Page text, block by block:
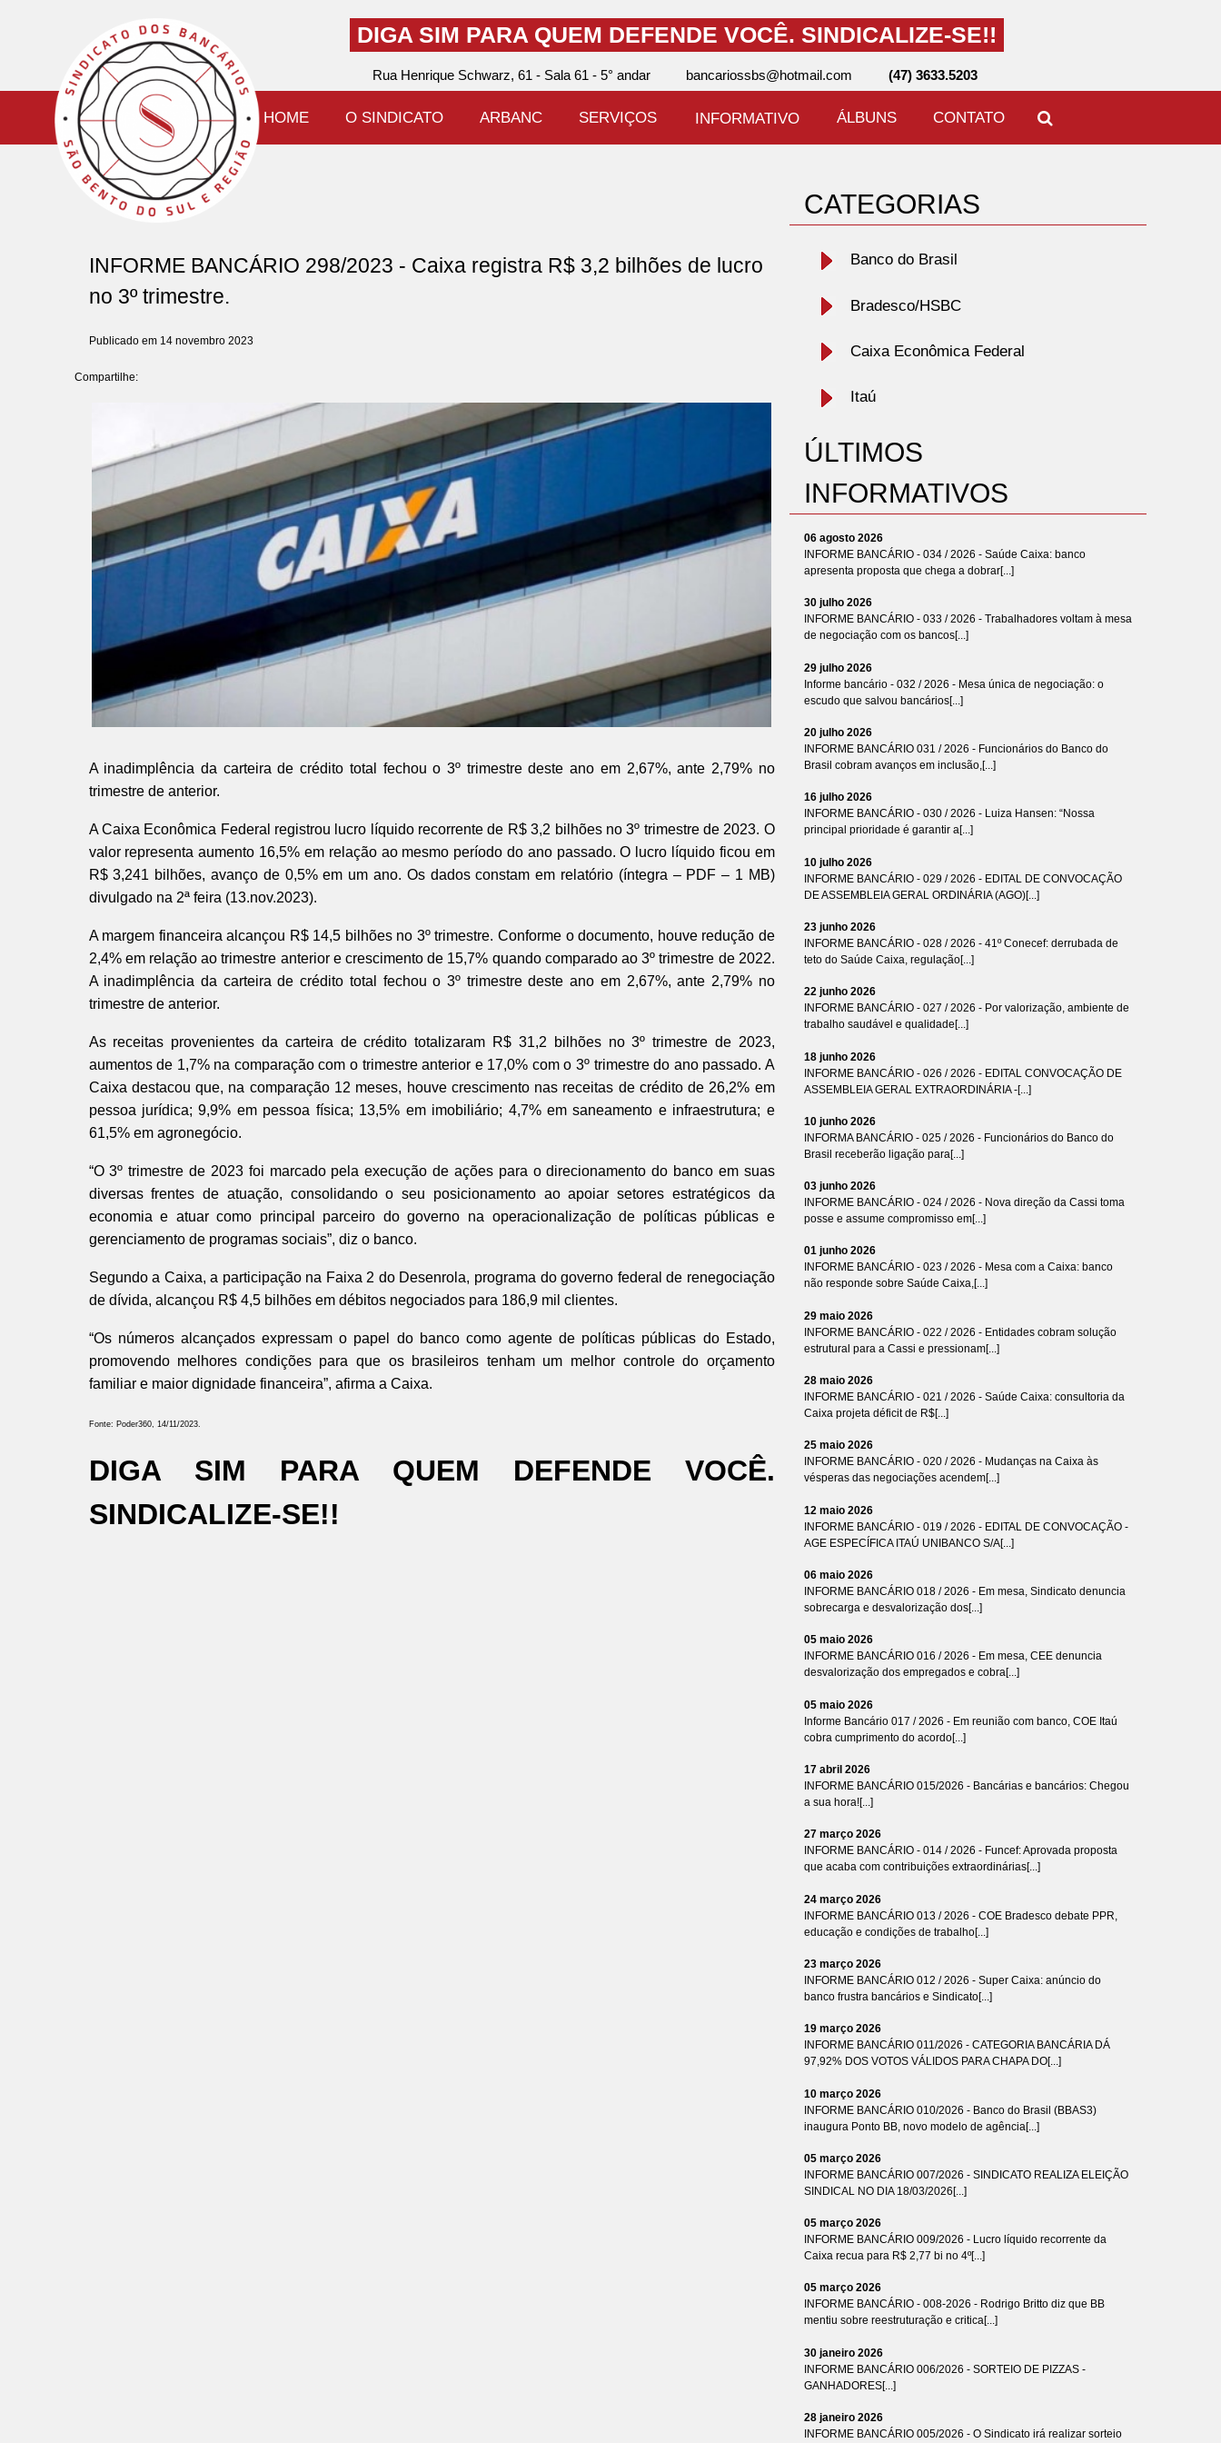
DIGA SIM PARA QUEM DEFENDE VOCÊ. SINDICALIZE-SE!!
Rua Henrique Schwarz, 61 - Sala 61 - 5° andar bancariossbs@hotmail.com (47) 3633.5203
HOME O SINDICATO ARBANC SERVIÇOS INFORMATIVO ÁLBUNS CONTATO
INFORME BANCÁRIO 298/2023 - Caixa registra R$ 3,2 bilhões de lucro
no 3º trimestre.
Publicado em 14 novembro 2023
Compartilhe:
A inadimplência da carteira de crédito total fechou o 3º trimestre deste ano em 2,67%, ante 2,79% no
trimestre de anterior.
A Caixa Econômica Federal registrou lucro líquido recorrente de R$ 3,2 bilhões no 3º trimestre de 2023. O
valor representa aumento 16,5% em relação ao mesmo período do ano passado. O lucro líquido ficou em
R$ 3,241 bilhões, avanço de 0,5% em um ano. Os dados constam em relatório (íntegra – PDF – 1 MB)
divulgado na 2ª feira (13.nov.2023).
A margem financeira alcançou R$ 14,5 bilhões no 3º trimestre. Conforme o documento, houve redução de
2,4% em relação ao trimestre anterior e crescimento de 15,7% quando comparado ao 3º trimestre de 2022.
A inadimplência da carteira de crédito total fechou o 3º trimestre deste ano em 2,67%, ante 2,79% no
trimestre de anterior.
As receitas provenientes da carteira de crédito totalizaram R$ 31,2 bilhões no 3º trimestre de 2023,
aumentos de 1,7% na comparação com o trimestre anterior e 17,0% com o 3º trimestre do ano passado. A
Caixa destacou que, na comparação 12 meses, houve crescimento nas receitas de crédito de 26,2% em
pessoa jurídica; 9,9% em pessoa física; 13,5% em imobiliário; 4,7% em saneamento e infraestrutura; e
61,5% em agronegócio.
“O 3º trimestre de 2023 foi marcado pela execução de ações para o direcionamento do banco em suas
diversas frentes de atuação, consolidando o seu posicionamento ao apoiar setores estratégicos da
economia e atuar como principal parceiro do governo na operacionalização de políticas públicas e
gerenciamento de programas sociais”, diz o banco.
Segundo a Caixa, a participação na Faixa 2 do Desenrola, programa do governo federal de renegociação
de dívida, alcançou R$ 4,5 bilhões em débitos negociados para 186,9 mil clientes.
“Os números alcançados expressam o papel do banco como agente de políticas públicas do Estado,
promovendo melhores condições para que os brasileiros tenham um melhor controle do orçamento
familiar e maior dignidade financeira”, afirma a Caixa.
Fonte: Poder360, 14/11/2023.
DIGA SIM PARA QUEM DEFENDE VOCÊ.
SINDICALIZE-SE!!
CATEGORIAS
Banco do Brasil
Bradesco/HSBC
Caixa Econômica Federal
Itaú
ÚLTIMOS
INFORMATIVOS
06 agosto 2026
INFORME BANCÁRIO - 034 / 2026 - Saúde Caixa: banco
apresenta proposta que chega a dobrar[...]
30 julho 2026
INFORME BANCÁRIO - 033 / 2026 - Trabalhadores voltam à mesa
de negociação com os bancos[...]
29 julho 2026
Informe bancário - 032 / 2026 - Mesa única de negociação: o
escudo que salvou bancários[...]
20 julho 2026
INFORME BANCÁRIO 031 / 2026 - Funcionários do Banco do
Brasil cobram avanços em inclusão,[...]
16 julho 2026
INFORME BANCÁRIO - 030 / 2026 - Luiza Hansen: “Nossa
principal prioridade é garantir a[...]
10 julho 2026
INFORME BANCÁRIO - 029 / 2026 - EDITAL DE CONVOCAÇÃO
DE ASSEMBLEIA GERAL ORDINÁRIA (AGO)[...]
23 junho 2026
INFORME BANCÁRIO - 028 / 2026 - 41º Conecef: derrubada de
teto do Saúde Caixa, regulação[...]
22 junho 2026
INFORME BANCÁRIO - 027 / 2026 - Por valorização, ambiente de
trabalho saudável e qualidade[...]
18 junho 2026
INFORME BANCÁRIO - 026 / 2026 - EDITAL CONVOCAÇÃO DE
ASSEMBLEIA GERAL EXTRAORDINÁRIA -[...]
10 junho 2026
INFORMA BANCÁRIO - 025 / 2026 - Funcionários do Banco do
Brasil receberão ligação para[...]
03 junho 2026
INFORME BANCÁRIO - 024 / 2026 - Nova direção da Cassi toma
posse e assume compromisso em[...]
01 junho 2026
INFORME BANCÁRIO - 023 / 2026 - Mesa com a Caixa: banco
não responde sobre Saúde Caixa,[...]
29 maio 2026
INFORME BANCÁRIO - 022 / 2026 - Entidades cobram solução
estrutural para a Cassi e pressionam[...]
28 maio 2026
INFORME BANCÁRIO - 021 / 2026 - Saúde Caixa: consultoria da
Caixa projeta déficit de R$[...]
25 maio 2026
INFORME BANCÁRIO - 020 / 2026 - Mudanças na Caixa às
vésperas das negociações acendem[...]
12 maio 2026
INFORME BANCÁRIO - 019 / 2026 - EDITAL DE CONVOCAÇÃO -
AGE ESPECÍFICA ITAÚ UNIBANCO S/A[...]
06 maio 2026
INFORME BANCÁRIO 018 / 2026 - Em mesa, Sindicato denuncia
sobrecarga e desvalorização dos[...]
05 maio 2026
INFORME BANCÁRIO 016 / 2026 - Em mesa, CEE denuncia
desvalorização dos empregados e cobra[...]
05 maio 2026
Informe Bancário 017 / 2026 - Em reunião com banco, COE Itaú
cobra cumprimento do acordo[...]
17 abril 2026
INFORME BANCÁRIO 015/2026 - Bancárias e bancários: Chegou
a sua hora![...]
27 março 2026
INFORME BANCÁRIO - 014 / 2026 - Funcef: Aprovada proposta
que acaba com contribuições extraordinárias[...]
24 março 2026
INFORME BANCÁRIO 013 / 2026 - COE Bradesco debate PPR,
educação e condições de trabalho[...]
23 março 2026
INFORME BANCÁRIO 012 / 2026 - Super Caixa: anúncio do
banco frustra bancários e Sindicato[...]
19 março 2026
INFORME BANCÁRIO 011/2026 - CATEGORIA BANCÁRIA DÁ
97,92% DOS VOTOS VÁLIDOS PARA CHAPA DO[...]
10 março 2026
INFORME BANCÁRIO 010/2026 - Banco do Brasil (BBAS3)
inaugura Ponto BB, novo modelo de agência[...]
05 março 2026
INFORME BANCÁRIO 007/2026 - SINDICATO REALIZA ELEIÇÃO
SINDICAL NO DIA 18/03/2026[...]
05 março 2026
INFORME BANCÁRIO 009/2026 - Lucro líquido recorrente da
Caixa recua para R$ 2,77 bi no 4º[...]
05 março 2026
INFORME BANCÁRIO - 008-2026 - Rodrigo Britto diz que BB
mentiu sobre reestruturação e critica[...]
30 janeiro 2026
INFORME BANCÁRIO 006/2026 - SORTEIO DE PIZZAS -
GANHADORES[...]
28 janeiro 2026
INFORME BANCÁRIO 005/2026 - O Sindicato irá realizar sorteio